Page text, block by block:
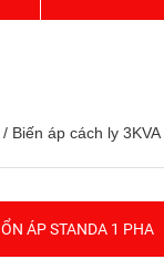
/ Biến áp cách ly 3KVA
ỔN ÁP STANDA 1 PHA